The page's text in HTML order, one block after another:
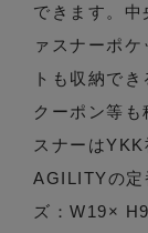
できます。中
ァスナーポ
トも収納で
クーポン等
スナーはYKK
AGILITYの定
ズ：W19×